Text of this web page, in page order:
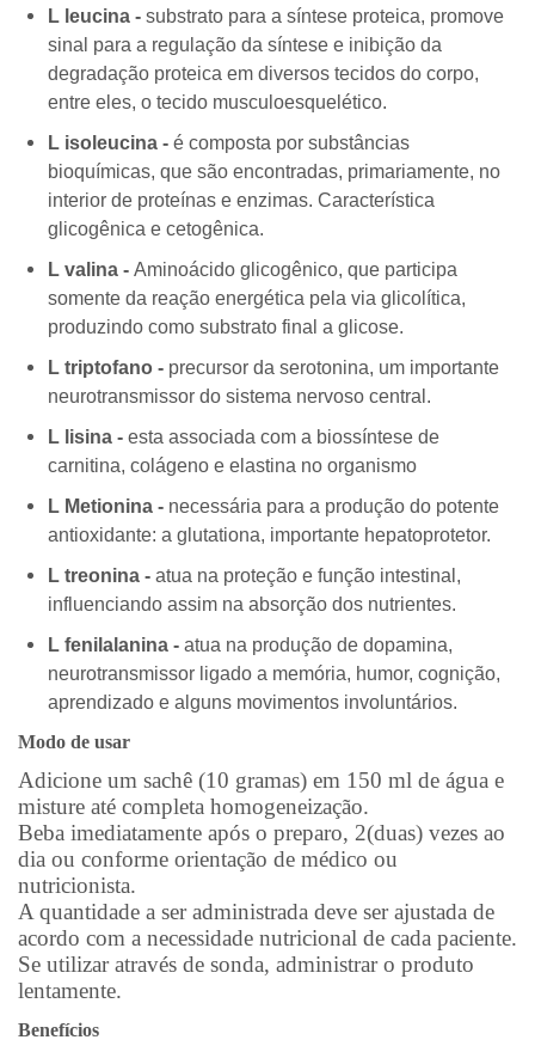
L leucina - substrato para a síntese proteica, promove
sinal para a regulação da síntese e inibição da
degradação proteica em diversos tecidos do corpo,
entre eles, o tecido musculoesquelético.
L isoleucina - é composta por substâncias
bioquímicas, que são encontradas, primariamente, no
interior de proteínas e enzimas. Característica
glicogênica e cetogênica.
L valina - Aminoácido glicogênico, que participa
somente da reação energética pela via glicolítica,
produzindo como substrato final a glicose.
L triptofano - precursor da serotonina, um importante
neurotransmissor do sistema nervoso central.
L lisina - esta associada com a biossíntese de
carnitina, colágeno e elastina no organismo
L Metionina - necessária para a produção do potente
antioxidante: a glutationa, importante hepatoprotetor.
L treonina - atua na proteção e função intestinal,
influenciando assim na absorção dos nutrientes.
L fenilalanina - atua na produção de dopamina,
neurotransmissor ligado a memória, humor, cognição,
aprendizado e alguns movimentos involuntários.
Modo de usar
Adicione um sachê (10 gramas) em 150 ml de água e
misture até completa homogeneização.
Beba imediatamente após o preparo, 2(duas) vezes ao
dia ou conforme orientação de médico ou
nutricionista.
A quantidade a ser administrada deve ser ajustada de
acordo com a necessidade nutricional de cada paciente.
Se utilizar através de sonda, administrar o produto
lentamente.
Benefícios